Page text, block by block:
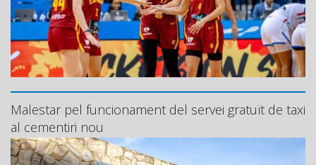
Malestar pel funcionament del servei gratuït de taxi
al cementiri nou